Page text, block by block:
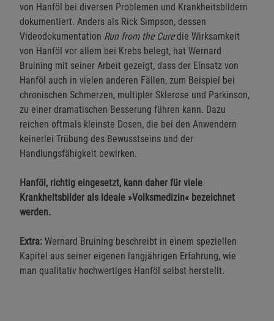
von Hanföl bei diversen Problemen und Krankheitsbildern
dokumentiert. Anders als Rick Simpson, dessen
Videodokumentation Run from the Curedie Wirksamkeit
von Hanföl vor allem bei Krebs belegt, hat Wernard
Bruining mit seiner Arbeit gezeigt, dass der Einsatz von
Hanföl auch in vielen anderen Fällen, zum Beispiel bei
chronischen Schmerzen, multipler Sklerose und Parkinson,
zu einer dramatischen Besserung führen kann. Dazu
reichen oftmals kleinste Dosen, die bei den Anwendern
keinerlei Trübung des Bewusstseins und der
Handlungsfähigkeit bewirken.
Hanföl, richtig eingesetzt, kann daher für viele
Krankheitsbilder als ideale »Volksmedizin« bezeichnet
werden.
Extra: Wernard Bruining beschreibt in einem speziellen
Kapitel aus seiner eigenen langjährigen Erfahrung, wie
man qualitativ hochwertiges Hanföl selbst herstellt.